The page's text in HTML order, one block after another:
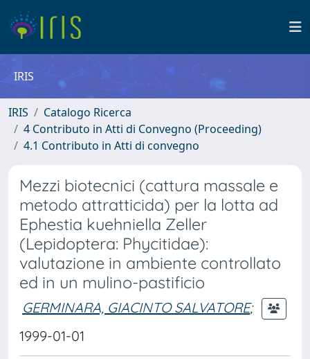
IRIS
IRIS
Catalogo Ricerca
4 Contributo in Atti di Convegno (Proceeding)
4.1 Contributo in Atti di convegno
Mezzi biotecnici (cattura massale e
metodo attratticida) per la lotta ad
Ephestia kuehniella Zeller
(Lepidoptera: Phycitidae):
valutazione in ambiente controllato
ed in un mulino-pastificio
GERMINARA, GIACINTO SALVATORE;
1999-01-01